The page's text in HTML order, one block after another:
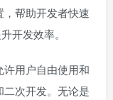
帮助开发者快速
开发效率。
用户自由使用和
次开发。无论是